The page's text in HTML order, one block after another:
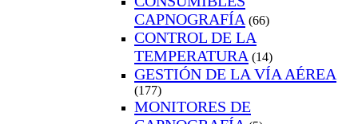
CAPNOGRAFÍA (66)
CONTROL DE LA
TEMPERATURA (14)
GESTIÓN DE LA VÍA AÉREA
(177)
MONITORES DE